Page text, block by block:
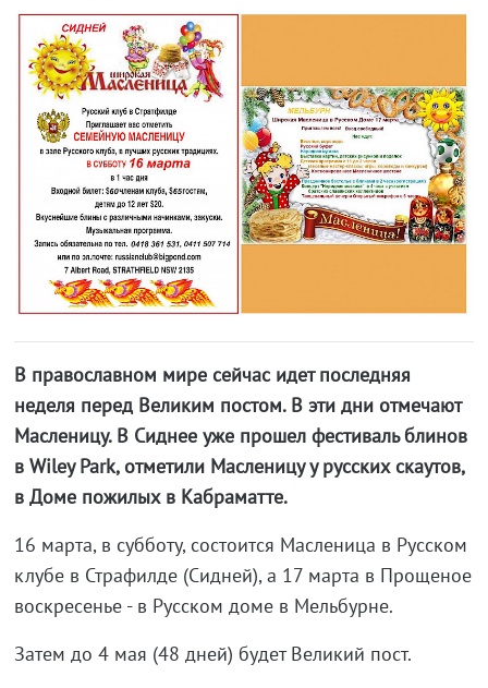
В православном мире сейчас идет последняя
неделя перед Великим постом. В эти дни отмечают
Масленицу. В Сиднее уже прошел фестиваль блинов
в Wiley Park, отметили Масленицу у русских скаутов,
в Доме пожилых в Кабраматте.
16 марта, в субботу, состоится Масленица в Русском
клубе в Страфилде (Сидней), а 17 марта в Прощеное
воскресенье - в Русском доме в Мельбурне.
Затем до 4 мая (48 дней) будет Великий пост.